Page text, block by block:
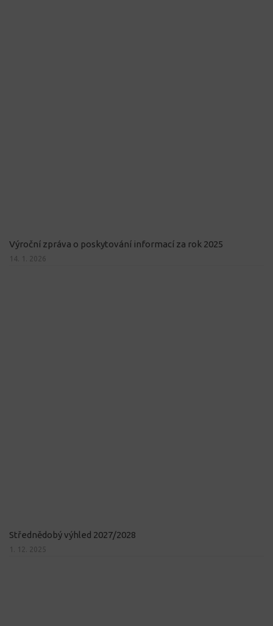
Výroční zpráva o poskytování informací za rok 2025
14. 1. 2026
Střednědobý výhled 2027/2028
1. 12. 2025